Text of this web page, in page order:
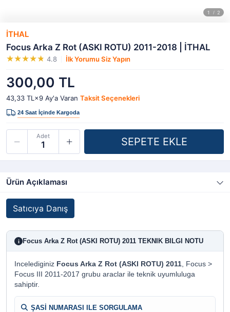
İTHAL
Focus Arka Z Rot (ASKI ROTU) 2011-2018 | İTHAL
4.8 İlk Yorumu Siz Yapın
300,00 TL
43,33 TL×9 Ay'a Varan Taksit Seçenekleri
Adet
Ürün Açıklaması
Satıcıya Danış
i Focus Arka Z Rot (ASKI ROTU) 2011 TEKNIK BILGI NOTU
Incelediginiz Focus Arka Z Rot (ASKI ROTU) 2011, Focus >
Focus III 2011-2017 grubu araclar ile teknik uyumluluga
sahiptir.
ŞASİ NUMARASI ILE SORGULAMA